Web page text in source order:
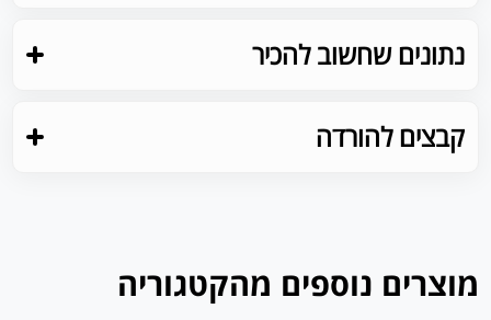
נתונים שחשוב להכיר
קבצים להורדה
מוצרים נוספים מהקטגוריה